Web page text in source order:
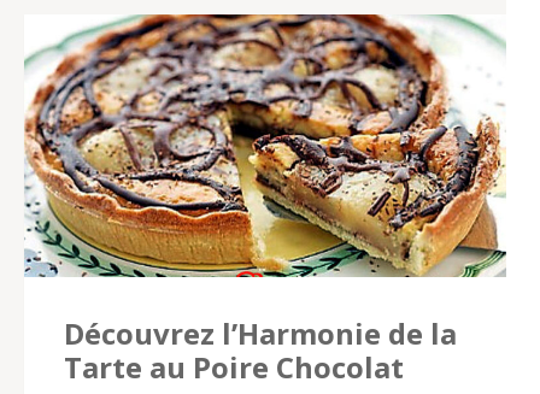
Découvrez l’Harmonie de la
Tarte au Poire Chocolat